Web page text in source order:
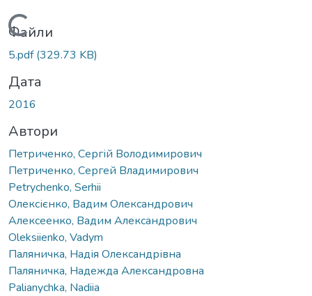
Вантажиться...
Файли
5.pdf(329.73 KB)
Дата
2016
Автори
Петриченко, Сергій Володимирович
Петриченко, Сергей Владимирович
Petrychenko, Serhii
Олексієнко, Вадим Олександрович
Алексеенко, Вадим Александрович
Oleksiienko, Vadym
Паляничка, Надія Олександрівна
Паляничка, Надежда Александровна
Palianychka, Nadiia